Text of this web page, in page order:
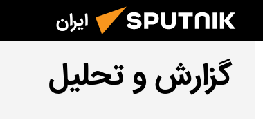
ایران
گزارش و تحلیل